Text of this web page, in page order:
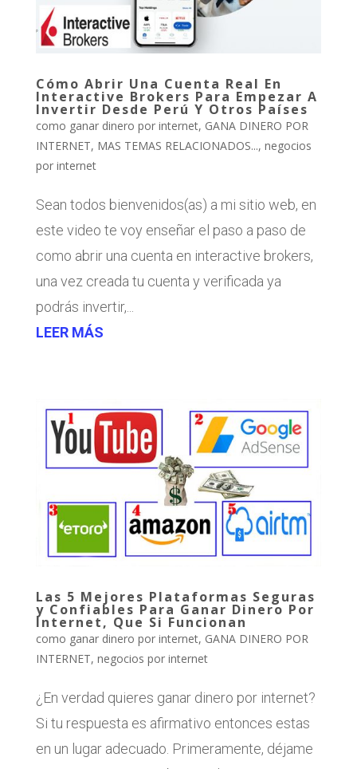
Cómo Abrir Una Cuenta Real En
Interactive Brokers Para Empezar A
Invertir Desde Perú Y Otros Países
como ganar dinero por internet, GANA DINERO POR
INTERNET, MAS TEMAS RELACIONADOS..., negocios
por internet
Sean todos bienvenidos(as) a mi sitio web, en
este video te voy enseñar el paso a paso de
como abrir una cuenta en interactive brokers,
una vez creada tu cuenta y verificada ya
podrás invertir,...
LEER MÁS
Las 5 Mejores Plataformas Seguras
y Confiables Para Ganar Dinero Por
Internet, Que Si Funcionan
como ganar dinero por internet, GANA DINERO POR
INTERNET, negocios por internet
¿En verdad quieres ganar dinero por internet?
Si tu respuesta es afirmativo entonces estas
en un lugar adecuado. Primeramente, déjame